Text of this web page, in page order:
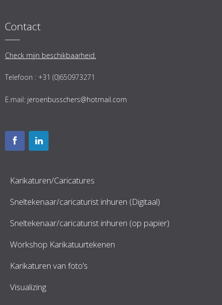
Contact
Check mijn beschikbaarheid.
Telefoon : +31 (0)650973271
E.mail: jeroenbusschers@hotmail.com
Karikaturen/Caricatures
Sneltekenaar/caricaturist inhuren (Digitaal)
Sneltekenaar/caricaturist inhuren (op papier)
Workshop Karikatuurtekenen
Karikaturen van foto’s
Visualizing